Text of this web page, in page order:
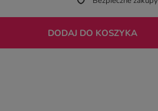
DODAJ DO KOSZYKA